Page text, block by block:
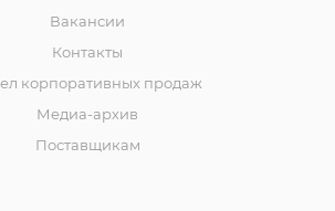
Вакансии
Контакты
корпоративных продаж
Медиа-архив
Поставщикам